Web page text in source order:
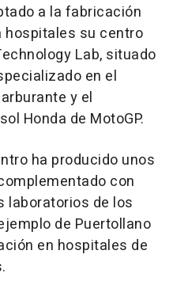
a la fabricación
hospitales su centro
Lab, situado
en el
y el
Honda de MotoGP.
ha producido unos
con
laboratorios de los
de Puertollano
en hospitales de